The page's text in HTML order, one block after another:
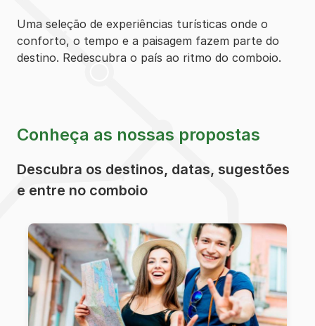
Uma seleção de experiências turísticas onde o
conforto, o tempo e a paisagem fazem parte do
destino. Redescubra o país ao ritmo do comboio.
Conheça as nossas propostas
Descubra os destinos, datas, sugestões
e entre no comboio